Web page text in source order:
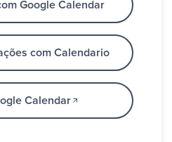
Google Calendar
com Calendario
Calendar